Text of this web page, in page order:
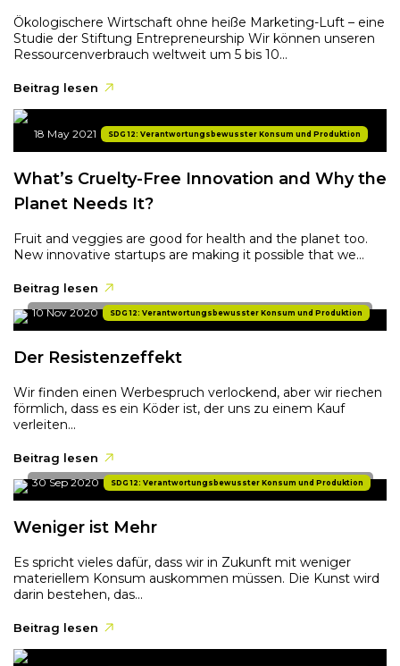
Ökologischere Wirtschaft ohne heiße Marketing-Luft – eine
Studie der Stiftung Entrepreneurship Wir können unseren
Ressourcenverbrauch weltweit um 5 bis 10...
Beitrag lesen
18 May 2021 SDG 12: Verantwortungsbewusster Konsum und Produktion
What’s Cruelty-Free Innovation and Why the
Planet Needs It?
Fruit and veggies are good for health and the planet too.
New innovative startups are making it possible that we...
Beitrag lesen
10 Nov 2020 SDG 12: Verantwortungsbewusster Konsum und Produktion
Der Resistenzeffekt
Wir finden einen Werbespruch verlockend, aber wir riechen
förmlich, dass es ein Köder ist, der uns zu einem Kauf
verleiten...
Beitrag lesen
30 Sep 2020 SDG 12: Verantwortungsbewusster Konsum und Produktion
Weniger ist Mehr
Es spricht vieles dafür, dass wir in Zukunft mit weniger
materiellem Konsum auskommen müssen. Die Kunst wird
darin bestehen, das...
Beitrag lesen